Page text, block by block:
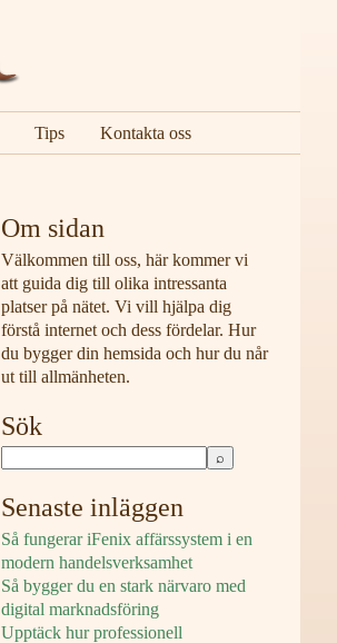
Tips Kontakta oss
Om sidan
Välkommen till oss, här kommer vi
att guida dig till olika intressanta
platser på nätet. Vi vill hjälpa dig
förstå internet och dess fördelar. Hur
du bygger din hemsida och hur du når
ut till allmänheten.
Sök
Senaste inläggen
Så fungerar iFenix affärssystem i en
modern handelsverksamhet
Så bygger du en stark närvaro med
digital marknadsföring
Upptäck hur professionell